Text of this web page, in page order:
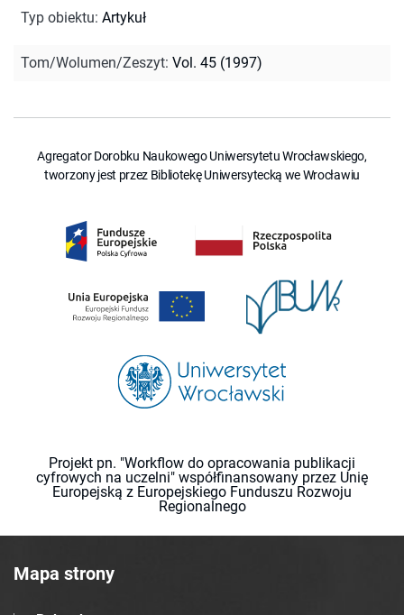
Typ obiektu: Artykuł
Tom/Wolumen/Zeszyt: Vol. 45 (1997)
Agregator Dorobku Naukowego Uniwersytetu Wrocławskiego,
tworzony jest przez Bibliotekę Uniwersytecką we Wrocławiu
Projekt pn. "Workflow do opracowania publikacji
cyfrowych na uczelni" współfinansowany przez Unię
Europejską z Europejskiego Funduszu Rozwoju
Regionalnego
Mapa strony